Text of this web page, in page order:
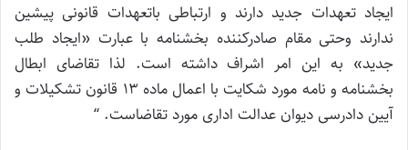
ایجاد تعهدات جدید دارند و ارتباطی باتعهدات قانونی پیشین
ندارند وحتی مقام صادر‌کننده بخشنامه با عبارت «ایجاد طلب
جدید» به این امر اشراف داشته است. لذا تقاضای ابطال
بخشنامه و نامه مورد شکایت با اعمال ماده ۱۳ قانون تشکیلات و
آیین دادرسی دیوان عدالت اداری مورد تقاضاست. “